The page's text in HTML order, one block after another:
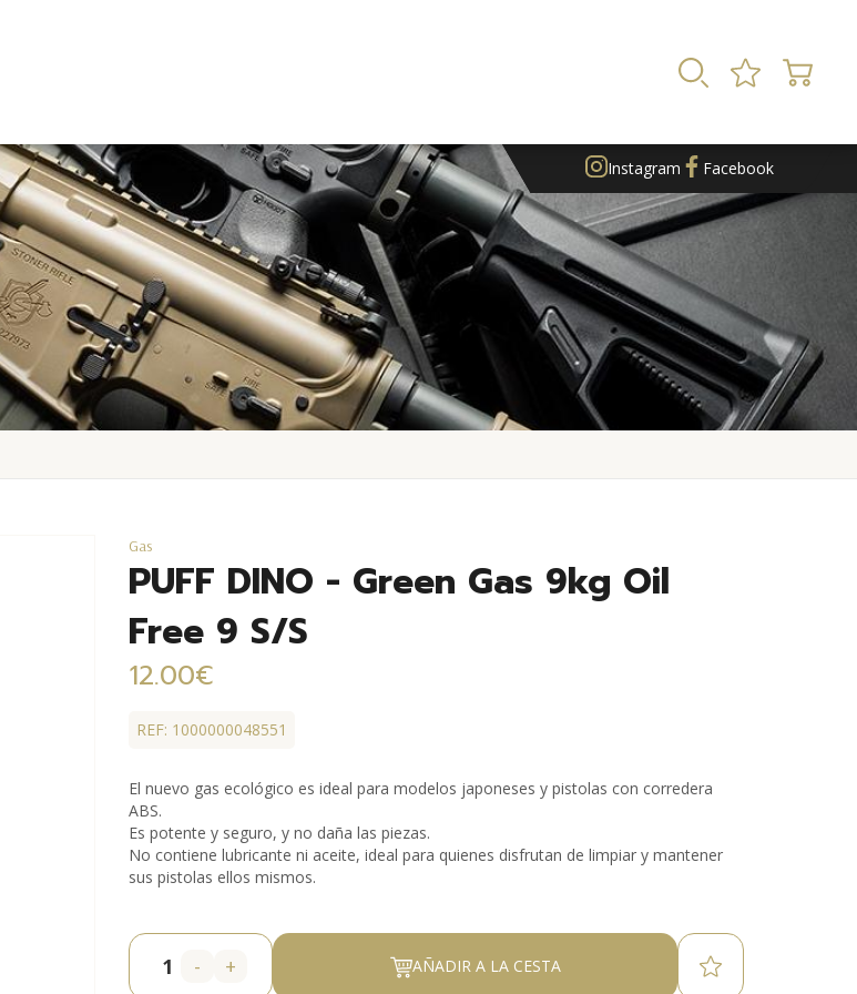
Instagram Facebook
Gas
PUFF DINO - Green Gas 9kg Oil
Free 9 S/S
12.00€
REF: 1000000048551
El nuevo gas ecológico es ideal para modelos japoneses y pistolas con corredera
ABS.
Es potente y seguro, y no daña las piezas.
No contiene lubricante ni aceite, ideal para quienes disfrutan de limpiar y mantener
sus pistolas ellos mismos.
- + AÑADIR A LA CESTA